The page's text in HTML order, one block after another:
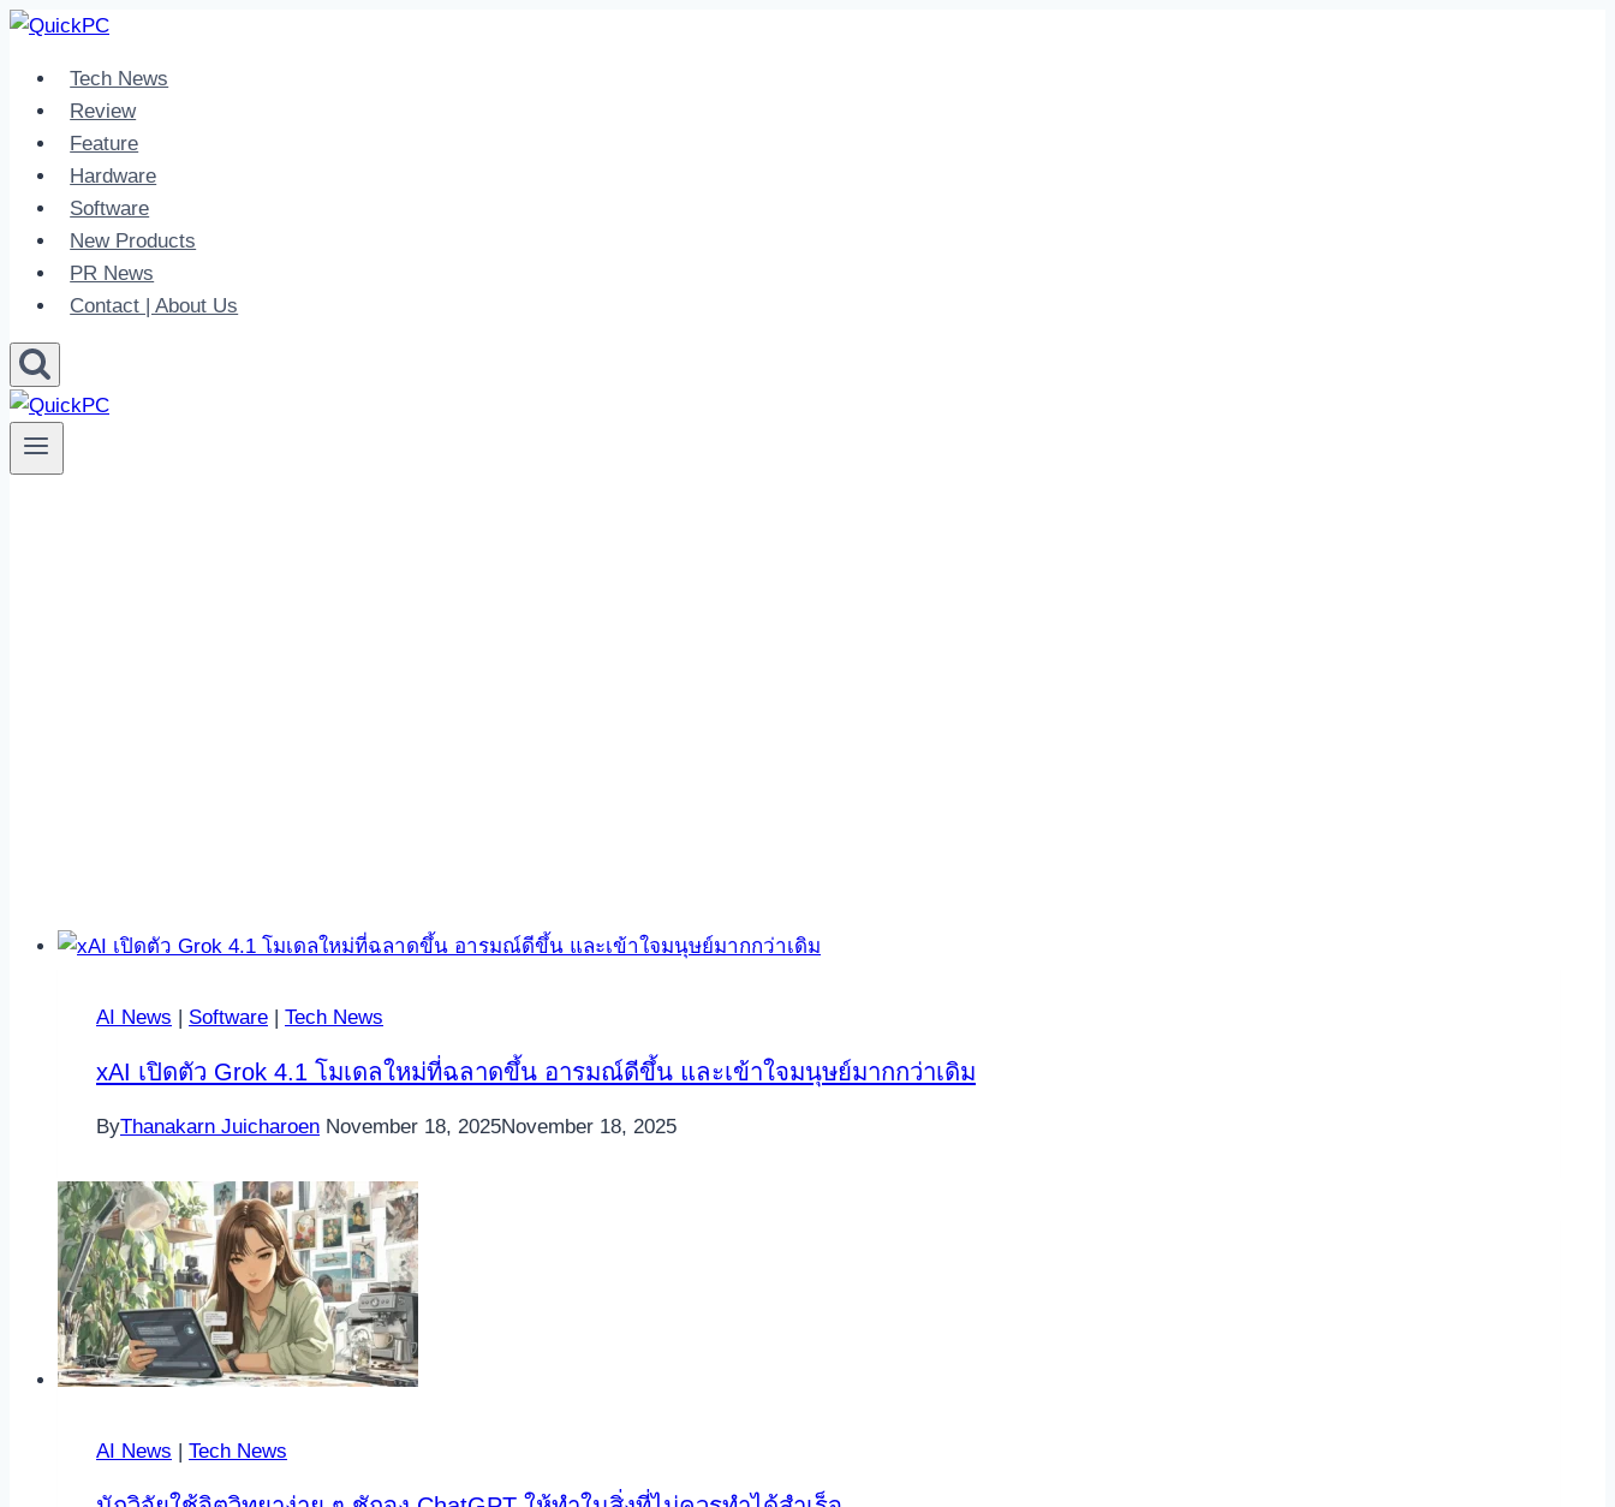
Skip
contentTech News
Review
Feature
Hardware
Software
New Products
PR News
Contact | About Us
AI News | Software | Tech News
xAI เปิดตัว Grok 4.1 โมเดลใหม่ที่ฉลาดขึ้น อารมณ์ดีขึ้น และเข้าใจมนุษย์มากกว่าเดิม
ByThanakarn Juicharoen November 18, 2025November 18, 2025
AI News | Tech News